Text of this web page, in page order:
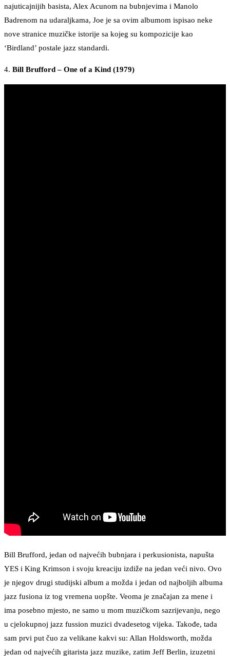
najuticajnijih basista, Alex Acunom na bubnjevima i Manolo
Badrenom na udaraljkama, Joe je sa ovim albumom ispisao neke
nove stranice muzičke istorije sa kojeg su kompozicije kao
‘Birdland’ postale jazz standardi.
4. Bill Brufford – One of a Kind (1979)
Bill Brufford, jedan od najvećih bubnjara i perkusionista, napušta
YES i King Krimson i svoju kreaciju izdiže na jedan veći nivo. Ovo
je njegov drugi studijski album a možda i jedan od najboljih albuma
jazz fusiona iz tog vremena uopšte. Veoma je značajan za mene i
ima posebno mjesto, ne samo u mom muzičkom sazrijevanju, nego
u cjelokupnoj jazz fussion muzici dvadesetog vijeka. Takođe, tada
sam prvi put čuo za velikane kakvi su: Allan Holdsworth, možda
jedan od najvećih gitarista jazz muzike, zatim Jeff Berlin, izuzetni